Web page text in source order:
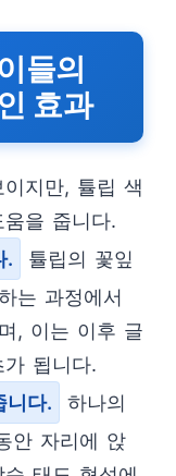
들의
효과
지만, 튤립 색
을 줍니다.
.
튤립의 꽃잎
는 과정에서
, 이는 이후 글
됩니다.
니다.
하나의
안 자리에 앉